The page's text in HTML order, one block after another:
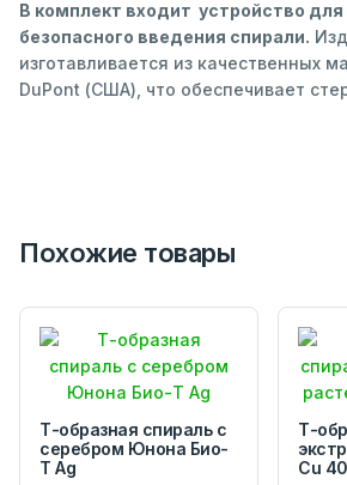
В комплект входит устройство для
безопасного введения спирали.
изготавливается из качественных
DuPont (США), что обеспечивает
Похожие товары
Т-образная спираль с
серебром Юнона Био-
Т Ag
Т-
Cu